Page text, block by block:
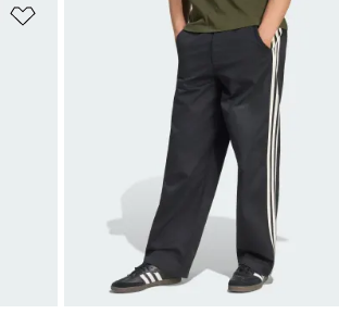
Zur Wunschliste hinzufügen